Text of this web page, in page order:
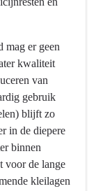
mag er geen
kwaliteit
van
gebruik
blijft zo
in de diepere
binnen
voor de lange
kleilagen